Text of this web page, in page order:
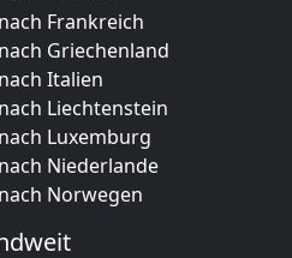
Frankreich
Griechenland
Italien
Liechtenstein
Luxemburg
Niederlande
Norwegen